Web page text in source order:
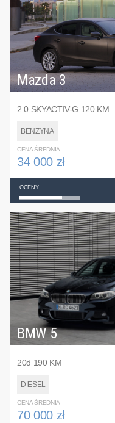
Mazda 3
2.0 SKYACTIV-G 120 KM
BENZYNA
CENA ŚREDNIA
34 000 zł
OCENY
BMW 5
20d 190 KM
DIESEL
CENA ŚREDNIA
70 000 zł